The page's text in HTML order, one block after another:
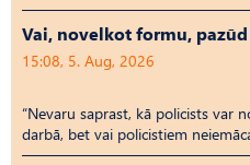
Vai, novelkot formu, pazūd
15:08, 5. Aug, 2026
“Nevaru saprast, kā policists var
darbā, bet vai policistiem